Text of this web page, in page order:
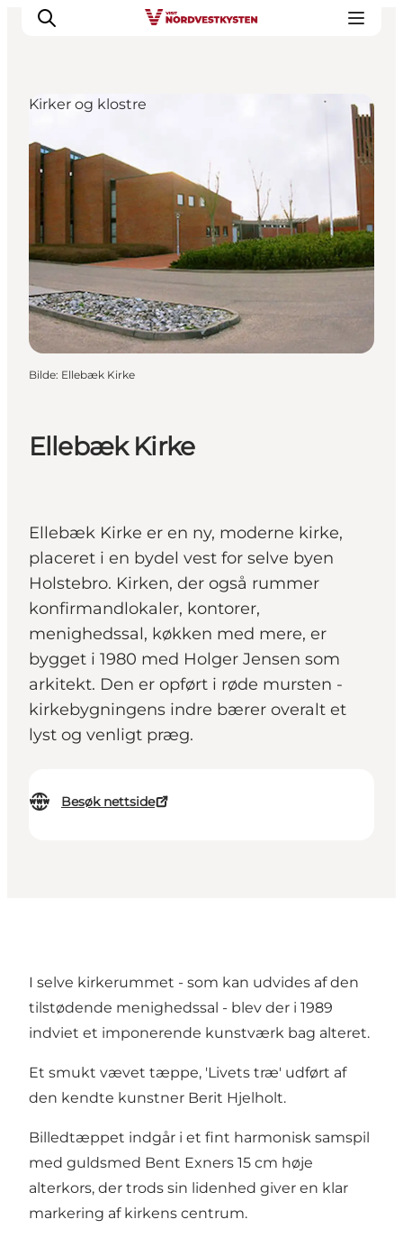
Byer og steder
Inspirasjon
Overnatting
Planlegg ferien
Ellebæk Kirke
Ellebæk Kirke er en ny, moderne kirke,
placeret i en bydel vest for selve byen
Holstebro. Kirken, der også rummer
konfirmandlokaler, kontorer,
menighedssal, køkken med mere, er
bygget i 1980 med Holger Jensen som
arkitekt. Den er opført i røde mursten -
kirkebygningens indre bærer overalt et
lyst og venligt præg.
Besøk nettside
Kirker og klostre
Bilde: Ellebæk Kirke
I selve kirkerummet - som kan udvides af den
tilstødende menighedssal - blev der i 1989
indviet et imponerende kunstværk bag alteret.
Et smukt vævet tæppe, 'Livets træ' udført af
den kendte kunstner Berit Hjelholt.
Billedtæppet indgår i et fint harmonisk samspil
med guldsmed Bent Exners 15 cm høje
alterkors, der trods sin lidenhed giver en klar
markering af kirkens centrum.